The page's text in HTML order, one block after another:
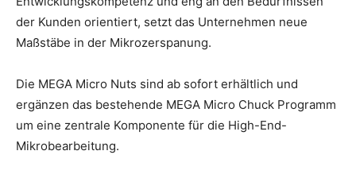
der Kunden orientiert, setzt das Unternehmen neue
Maßstäbe in der Mikrozerspanung.
Die MEGA Micro Nuts sind ab sofort erhältlich und
ergänzen das bestehende MEGA Micro Chuck Programm
um eine zentrale Komponente für die High-End-
Mikrobearbeitung.